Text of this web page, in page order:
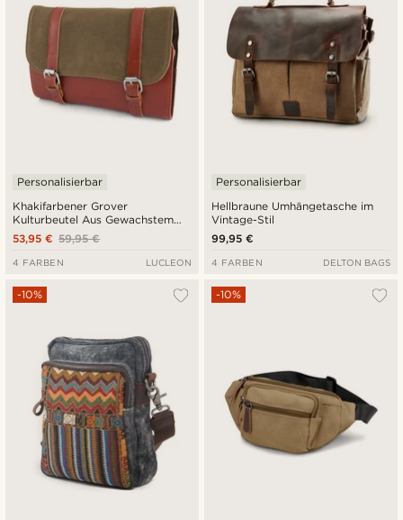
Khakifarbener Grover
Kulturbeutel Aus Gewachstem
Canvas Zum Aufhängen
Personalisierbar
59,95 €
53,95 €
4 FARBEN LUCLEON
Hellbraune Umhängetasche im
Vintage-Stil
Personalisierbar
99,95 €
4 FARBEN DELTON BAGS
-10% -10%